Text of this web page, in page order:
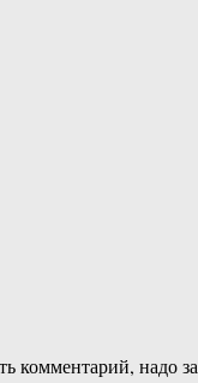
комментарий, надо